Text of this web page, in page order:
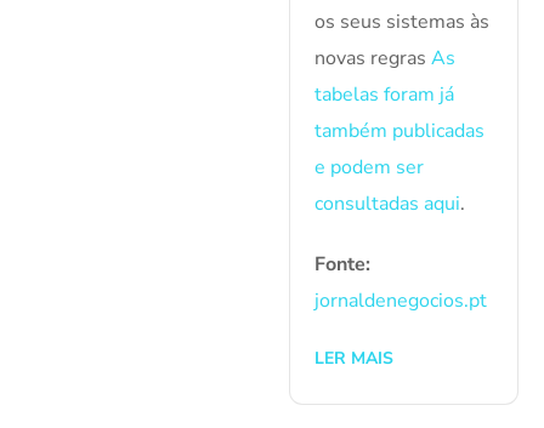
os seus sistemas às
novas regras As
tabelas foram já
também publicadas
e podem ser
consultadas aqui.
Fonte:
jornaldenegocios.pt
LER MAIS